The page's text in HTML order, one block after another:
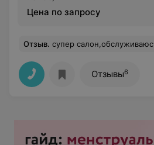
Цена по запросу
Отзыв. супер салон,обслуживаюсь давно,подход
Отзывы6